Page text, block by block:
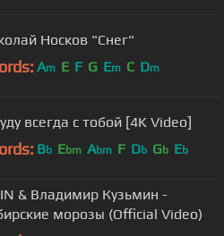
Носков "Снег"
Am E F G Em C Dm
всегда с тобой [4K Video]
Bb Ebm Abm F Db Gb Eb
& Владимир Кузьмин -
морозы (Official Video)